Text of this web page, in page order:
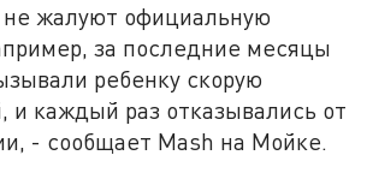
не жалуют официальную
за последние месяцы
ребенку скорую
каждый раз отказывались от
- сообщает Mash на Мойке.